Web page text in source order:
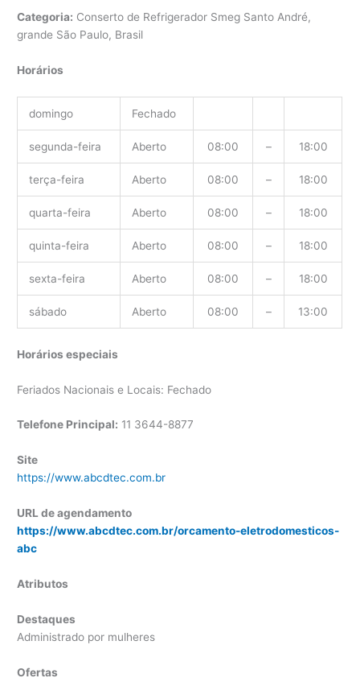
Categoria: Conserto de Refrigerador Smeg Santo André,
grande São Paulo, Brasil
Horários
domingo Fechado
segunda-feira Aberto 08:00 – 18:00
terça-feira Aberto 08:00 – 18:00
quarta-feira Aberto 08:00 – 18:00
quinta-feira Aberto 08:00 – 18:00
sexta-feira Aberto 08:00 – 18:00
sábado Aberto 08:00 – 13:00
Horários especiais
Feriados Nacionais e Locais: Fechado
Telefone Principal: 11 3644-8877
Site
https://www.abcdtec.com.br
URL de agendamento
https://www.abcdtec.com.br/orcamento-eletrodomesticos-
abc
Atributos
Destaques
Administrado por mulheres
Ofertas